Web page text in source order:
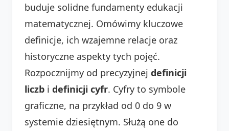
buduje solidne fundamenty edukacji
matematycznej. Omówimy kluczowe
definicje, ich wzajemne relacje oraz
historyczne aspekty tych pojęć.
Rozpocznijmy od precyzyjnej definicji
liczb i definicji cyfr. Cyfry to symbole
graficzne, na przykład od 0 do 9 w
systemie dziesiętnym. Służą one do